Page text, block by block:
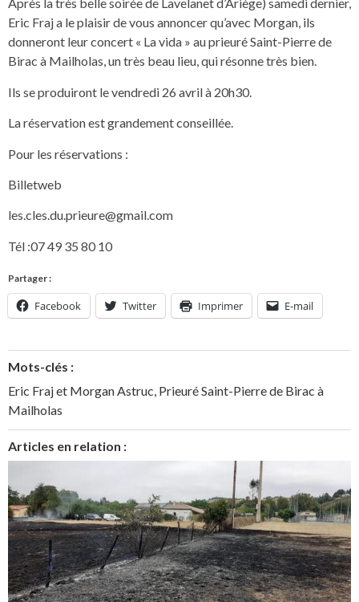
Après la très belle soirée de Lavelanet d’Ariège) samedi dernier,
Eric Fraj a le plaisir de vous annoncer qu’avec Morgan, ils
donneront leur concert « La vida » au prieuré Saint-Pierre de
Birac à Mailholas, un très beau lieu, qui résonne très bien.
Ils se produiront le vendredi 26 avril à 20h30.
La réservation est grandement conseillée.
Pour les réservations :
Billetweb
les.cles.du.prieure@gmail.com
Tél :07 49 35 80 10
Partager :
Facebook Twitter Imprimer E-mail
Mots-clés :
Eric Fraj et Morgan Astruc, Prieuré Saint-Pierre de Birac à
Mailholas
Articles en relation :